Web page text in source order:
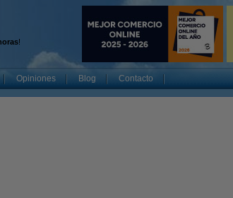
!
Opiniones Blog Contacto